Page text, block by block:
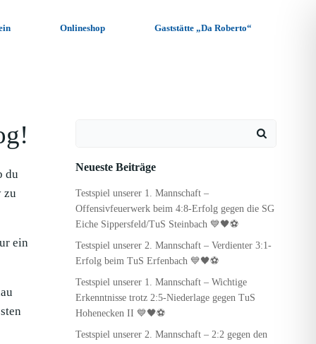
Onlineshop Gaststätte „Da Roberto“
du
zu
ein
Neueste Beiträge
Testspiel unserer 1. Mannschaft –
Offensivfeuerwerk beim 4:8-Erfolg gegen die SG
Eiche Sippersfeld/TuS Steinbach 💙🖤⚽
Testspiel unserer 2. Mannschaft – Verdienter 3:1-
Erfolg beim TuS Erfenbach 💙🖤⚽
Testspiel unserer 1. Mannschaft – Wichtige
Erkenntnisse trotz 2:5-Niederlage gegen TuS
Hohenecken II 💙🖤⚽
Testspiel unserer 2. Mannschaft – 2:2 gegen den